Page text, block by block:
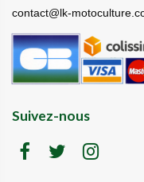
contact@lk-
Suivez-nous